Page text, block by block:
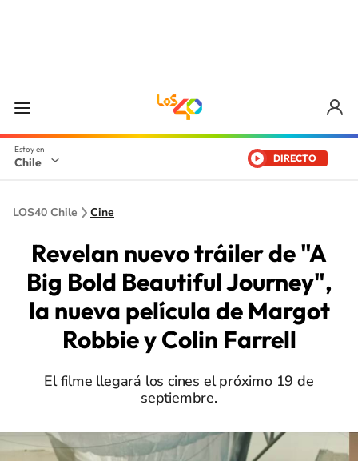
Chile DIRECTO
LOS40 Chile Cine
Revelan nuevo tráiler de "A
Big Bold Beautiful Journey",
la nueva película de Margot
Robbie y Colin Farrell
El filme llegará los cines el próximo 19 de
septiembre.